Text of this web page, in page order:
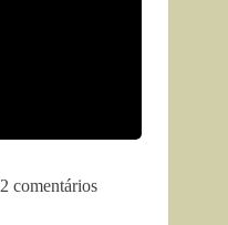
2 comentários